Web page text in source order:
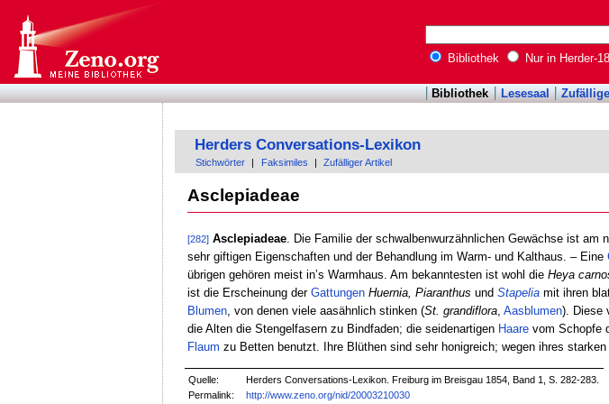
Bibliothek Nur in Herder-
Bibliothek Lesesaal
Herders Conversations-Lexikon
Stichwörter Faksimiles Zufälliger Artikel
Asclepiadeae
[282] Asclepiadeae. Die Familie der schwalbenwurzähnlichen Gewächse ist am
sehr giftigen Eigenschaften und der Behandlung im Warm- und Kalthaus. – Eine
übrigen gehören meist inʼs Warmhaus. Am bekanntesten ist wohl die Heya
ist die Erscheinung der Gattungen Huernia, Piaranthus und Stapeliamit ihren
Blumen, von denen viele aasähnlich stinken (St. grandiflora, Aasblumen). Diese
die Alten die Stengelfasern zu Bindfaden; die seidenartigen Haarevom Schopfe
Flaum zu Betten benutzt. Ihre Blüthen sind sehr honigreich; wegen ihres
Quelle:
Herders Conversations-Lexikon. Freiburg im Breisgau 1854, Band 1, S. 282-283.
Permalink:
http://www.zeno.org/nid/20003210030